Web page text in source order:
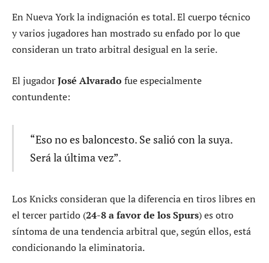
En Nueva York la indignación es total. El cuerpo técnico
y varios jugadores han mostrado su enfado por lo que
consideran un trato arbitral desigual en la serie.
El jugadorJosé Alvarado fue especialmente
contundente:
“Eso no es baloncesto. Se salió con la suya.
Será la última vez”.
Los Knicks consideran que la diferencia en tiros libres en
el tercer partido (24-8 a favor de los Spurs) es otro
síntoma de una tendencia arbitral que, según ellos, está
condicionando la eliminatoria.